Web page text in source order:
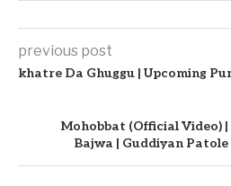
previous post
khatre Da Ghuggu | Upcoming
Mohobbat (Official Video)
Bajwa | Guddiyan